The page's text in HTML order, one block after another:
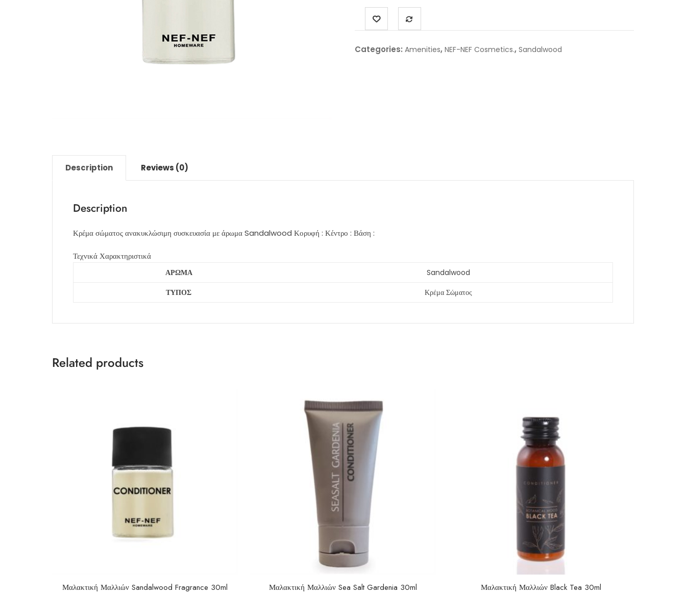
Categories: Amenities, NEF-NEF Cosmetics., Sandalwood
Description Reviews (0)
Description
Κρέμα σώματος ανακυκλώσιμη συσκευασία με άρωμα Sandalwood Κορυφή : Κέντρο : Βάση :
Τεχνικά Χαρακτηριστικά
ΑΡΩΜΑ
Sandalwood
ΤΥΠΟΣ
Κρέμα Σώματος
Related products
Μαλακτική Μαλλιών Sandalwood Fragrance 30ml Μαλακτική Μαλλιών Sea Salt Gardenia 30ml Μαλακτική Μαλλιών Black Tea 30ml